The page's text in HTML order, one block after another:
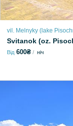
vil. Melnyky (lake
Svitanok (oz.
Від 600₴ ніч